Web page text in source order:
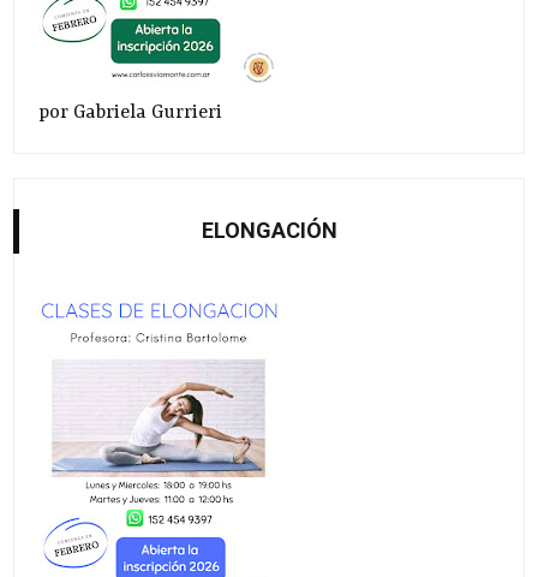
por Gabriela Gurrieri
ELONGACIÓN